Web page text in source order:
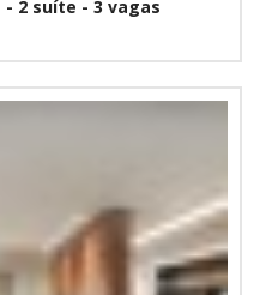
2 suíte - 3 vagas